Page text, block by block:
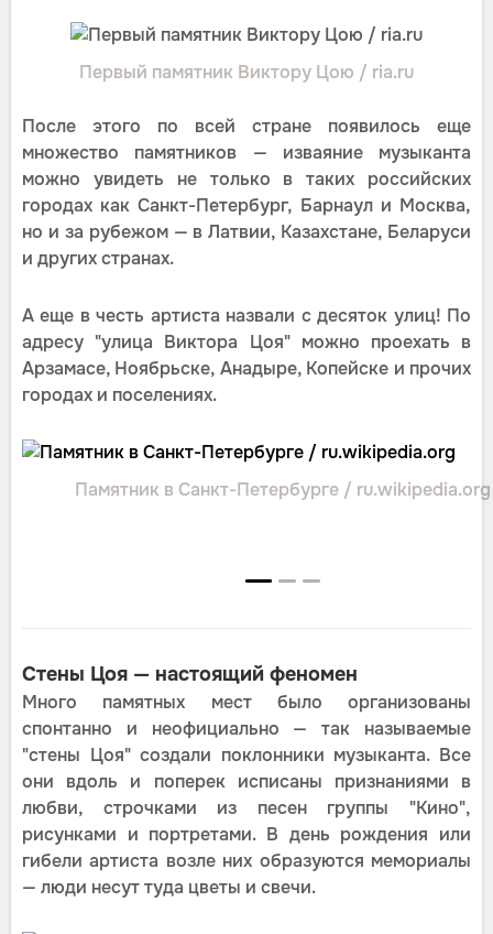
Первый памятник Виктору Цою / ria.ru
После этого по всей стране появилось еще
множество памятников — изваяние музыканта
можно увидеть не только в таких российских
городах как Санкт-Петербург, Барнаул и Москва,
но и за рубежом — в Латвии, Казахстане, Беларуси
и других странах.
А еще в честь артиста назвали с десяток улиц! По
адресу "улица Виктора Цоя" можно проехать в
Арзамасе, Ноябрьске, Анадыре, Копейске и прочих
городах и поселениях.
Памятник в Санкт-Петербурге / ru.wikipedia.org
Стены Цоя — настоящий феномен
Много памятных мест было организованы
спонтанно и неофициально — так называемые
"стены Цоя" создали поклонники музыканта. Все
они вдоль и поперек исписаны признаниями в
любви, строчками из песен группы "Кино",
рисунками и портретами. В день рождения или
гибели артиста возле них образуются мемориалы
— люди несут туда цветы и свечи.